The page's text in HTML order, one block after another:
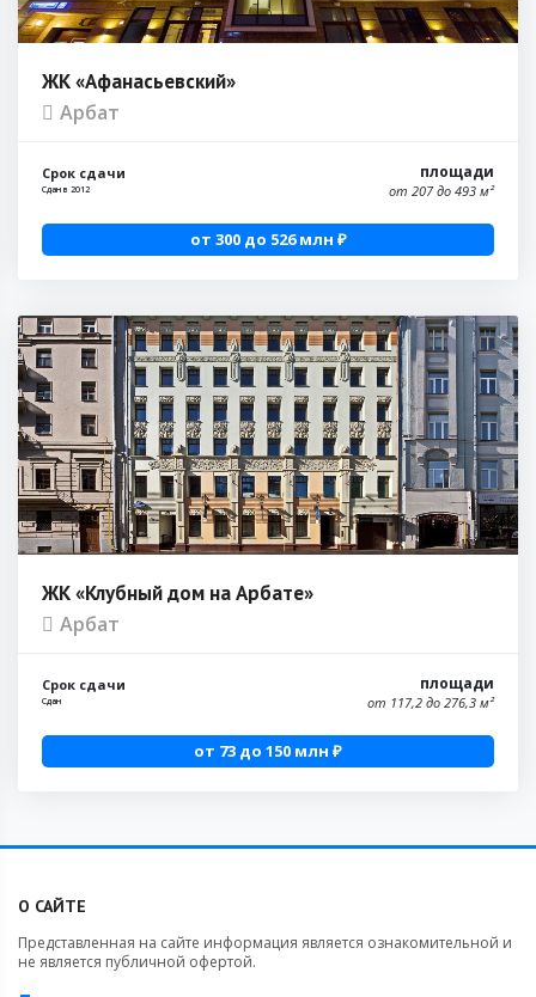
ЖК «Афанасьевский»
Арбат
Срок сдачи
Сдан в 2012
площади
от 207 до 493 м²
от 300 до 526 млн ₽
ЖК «Клубный дом на Арбате»
Арбат
Срок сдачи
Сдан
площади
от 117,2 до 276,3 м²
от 73 до 150 млн ₽
О САЙТЕ
Представленная на сайте информация является ознакомительной и
не является публичной офертой.